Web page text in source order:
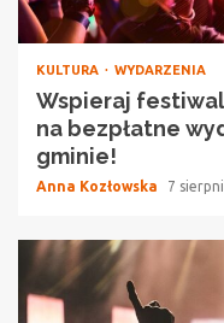
KULTURA WYDARZENIA
Wspieraj festiwal
na bezpłatne
gminie!
Anna Kozłowska 7